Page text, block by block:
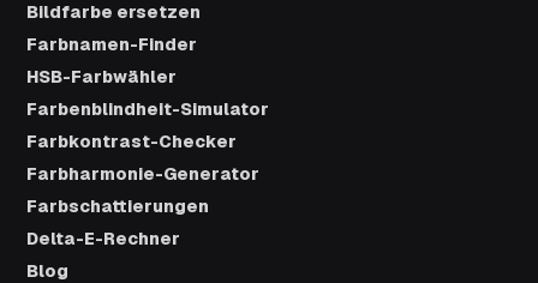
Bildfarbe ersetzen
Farbnamen-Finder
HSB-Farbwähler
Farbenblindheit-Simulator
Farbkontrast-Checker
Farbharmonie-Generator
Farbschattierungen
Delta-E-Rechner
Blog